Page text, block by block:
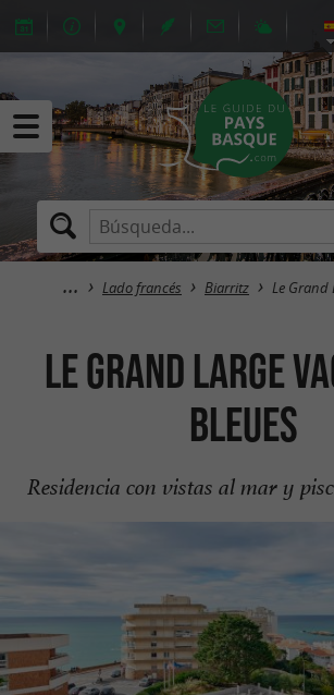
Lado francés Biarritz Le Grand
Le Grand Large
Bleues
Residencia con vistas al mar y